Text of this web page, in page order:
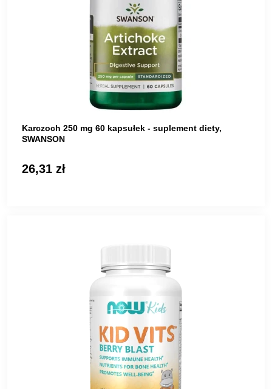
Karczoch 250 mg 60 kapsułek - suplement diety,
SWANSON
26,31 zł